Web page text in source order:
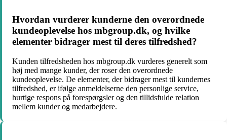
Hvordan vurderer kunderne den overordnede
kundeoplevelse hos mbgroup.dk, og hvilke
elementer bidrager mest til deres tilfredshed?
Kunden tilfredsheden hos mbgroup.dk vurderes generelt som
høj med mange kunder, der roser den overordnede
kundeoplevelse. De elementer, der bidrager mest til kundernes
tilfredshed, er ifølge anmeldelserne den personlige service,
hurtige respons på forespørgsler og den tillidsfulde relation
mellem kunder og medarbejdere.